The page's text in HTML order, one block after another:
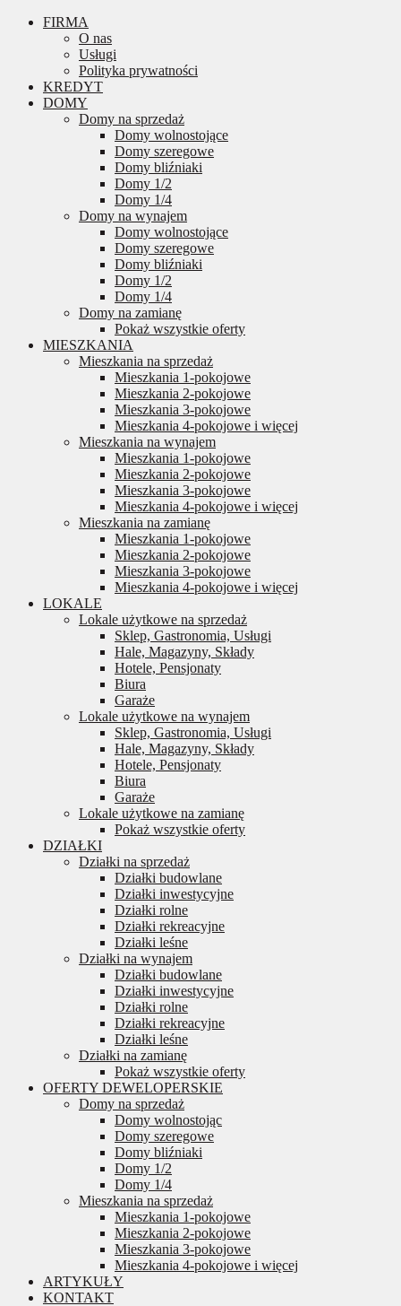
FIRMA
O nas
Usługi
Polityka prywatności
KREDYT
DOMY
Domy na sprzedaż
Domy wolnostojące
Domy szeregowe
Domy bliźniaki
Domy 1/2
Domy 1/4
Domy na wynajem
Domy wolnostojące
Domy szeregowe
Domy bliźniaki
Domy 1/2
Domy 1/4
Domy na zamianę
Pokaż wszystkie oferty
MIESZKANIA
Mieszkania na sprzedaż
Mieszkania 1-pokojowe
Mieszkania 2-pokojowe
Mieszkania 3-pokojowe
Mieszkania 4-pokojowe i więcej
Mieszkania na wynajem
Mieszkania 1-pokojowe
Mieszkania 2-pokojowe
Mieszkania 3-pokojowe
Mieszkania 4-pokojowe i więcej
Mieszkania na zamianę
Mieszkania 1-pokojowe
Mieszkania 2-pokojowe
Mieszkania 3-pokojowe
Mieszkania 4-pokojowe i więcej
LOKALE
Lokale użytkowe na sprzedaż
Sklep, Gastronomia, Usługi
Hale, Magazyny, Składy
Hotele, Pensjonaty
Biura
Garaże
Lokale użytkowe na wynajem
Sklep, Gastronomia, Usługi
Hale, Magazyny, Składy
Hotele, Pensjonaty
Biura
Garaże
Lokale użytkowe na zamianę
Pokaż wszystkie oferty
DZIAŁKI
Działki na sprzedaż
Działki budowlane
Działki inwestycyjne
Działki rolne
Działki rekreacyjne
Działki leśne
Działki na wynajem
Działki budowlane
Działki inwestycyjne
Działki rolne
Działki rekreacyjne
Działki leśne
Działki na zamianę
Pokaż wszystkie oferty
OFERTY DEWELOPERSKIE
Domy na sprzedaż
Domy wolnostojąc
Domy szeregowe
Domy bliźniaki
Domy 1/2
Domy 1/4
Mieszkania na sprzedaż
Mieszkania 1-pokojowe
Mieszkania 2-pokojowe
Mieszkania 3-pokojowe
Mieszkania 4-pokojowe i więcej
ARTYKUŁY
KONTAKT